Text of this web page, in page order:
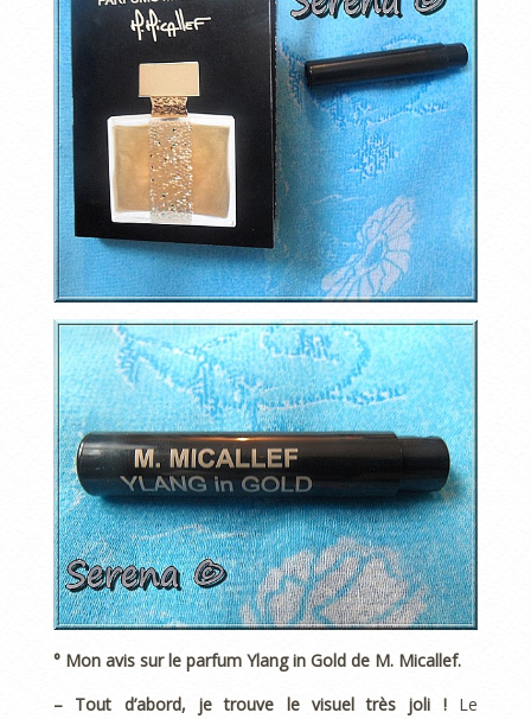
° Mon avis sur le parfum Ylang in Gold de M. Micallef.
– Tout d’abord, je trouve le visuel très joli !Le